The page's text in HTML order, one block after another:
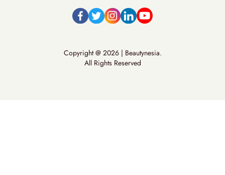
Copyright @ 2026 | Beautynesia.
All Rights Reserved